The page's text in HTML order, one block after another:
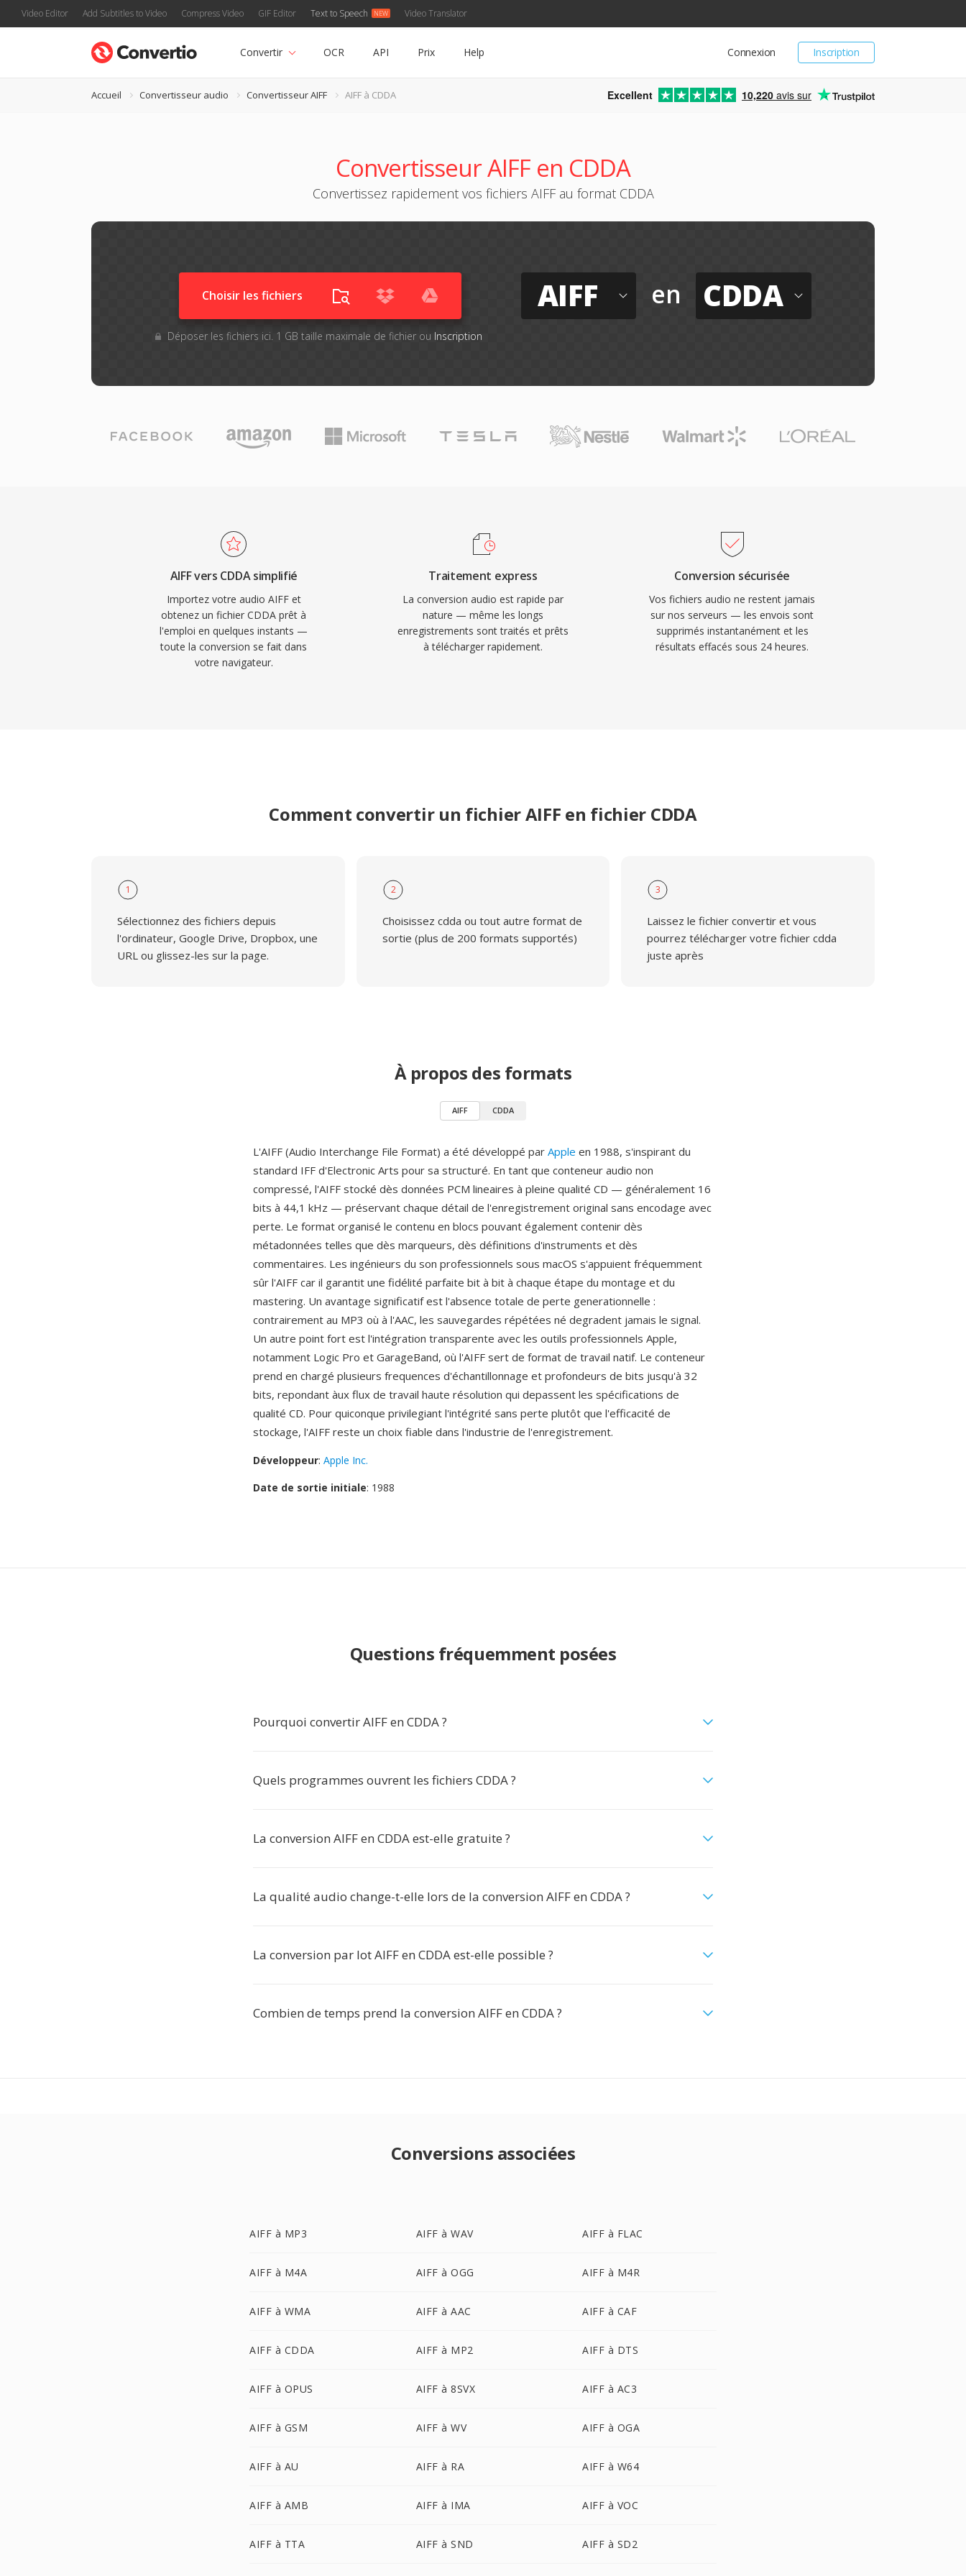
Video Editor Add Subtitles to Video Compress Video GIF Editor Text to Speech Video Translator
Inscription
Connexion
Convertir OCR API Prix Help
Accueil Convertisseur audio Convertisseur AIFF AIFF à CDDA Excellent 10,220 avis sur
Convertisseur AIFF en CDDA
Convertissez rapidement vos fichiers AIFF au format CDDA
Choisir les fichiers
Déposer les fichiers ici. 1 GB taille maximale de fichier ou Inscription
AIFF en CDDA
AIFF vers CDDA simplifié
Importez votre audio AIFF et
obtenez un fichier CDDA prêt à
l'emploi en quelques instants —
toute la conversion se fait dans
votre navigateur.
Traitement express
La conversion audio est rapide par
nature — même les longs
enregistrements sont traités et prêts
à télécharger rapidement.
Conversion sécurisée
Vos fichiers audio ne restent jamais
sur nos serveurs — les envois sont
supprimés instantanément et les
résultats effacés sous 24 heures.
Comment convertir un fichier AIFF en fichier CDDA
1
Sélectionnez des fichiers depuis
l'ordinateur, Google Drive, Dropbox, une
URL ou glissez-les sur la page.
2
Choisissez cdda ou tout autre format de
sortie (plus de 200 formats supportés)
3
Laissez le fichier convertir et vous
pourrez télécharger votre fichier cdda
juste après
À propos des formats
AIFF CDDA
L'AIFF (Audio Interchange File Format) a été développé par Apple en 1988, s'inspirant du
standard IFF d'Electronic Arts pour sa structuré. En tant que conteneur audio non
compressé, l'AIFF stocké dès données PCM lineaires à pleine qualité CD — généralement 16
bits à 44,1 kHz — préservant chaque détail de l'enregistrement original sans encodage avec
perte. Le format organisé le contenu en blocs pouvant également contenir dès
métadonnées telles que dès marqueurs, dès définitions d'instruments et dès
commentaires. Les ingénieurs du son professionnels sous macOS s'appuient fréquemment
sûr l'AIFF car il garantit une fidélité parfaite bit à bit à chaque étape du montage et du
mastering. Un avantage significatif est l'absence totale de perte generationnelle :
contrairement au MP3 où à l'AAC, les sauvegardes répétées né degradent jamais le signal.
Un autre point fort est l'intégration transparente avec les outils professionnels Apple,
notamment Logic Pro et GarageBand, où l'AIFF sert de format de travail natif. Le conteneur
prend en chargé plusieurs frequences d'échantillonnage et profondeurs de bits jusqu'à 32
bits, repondant àux flux de travail haute résolution qui depassent les spécifications de
qualité CD. Pour quiconque privilegiant l'intégrité sans perte plutôt que l'efficacité de
stockage, l'AIFF reste un choix fiable dans l'industrie de l'enregistrement.
Développeur: Apple Inc.
Date de sortie initiale: 1988
Questions fréquemment posées
Pourquoi convertir AIFF en CDDA ?
Quels programmes ouvrent les fichiers CDDA ?
La conversion AIFF en CDDA est-elle gratuite ?
La qualité audio change-t-elle lors de la conversion AIFF en CDDA ?
La conversion par lot AIFF en CDDA est-elle possible ?
Combien de temps prend la conversion AIFF en CDDA ?
Conversions associées
AIFF à MP3 AIFF à WAV AIFF à FLAC
AIFF à M4A AIFF à OGG AIFF à M4R
AIFF à WMA AIFF à AAC AIFF à CAF
AIFF à CDDA AIFF à MP2 AIFF à DTS
AIFF à OPUS AIFF à 8SVX AIFF à AC3
AIFF à GSM AIFF à WV AIFF à OGA
AIFF à AU AIFF à RA AIFF à W64
AIFF à AMB AIFF à IMA AIFF à VOC
AIFF à TTA AIFF à SND AIFF à SD2